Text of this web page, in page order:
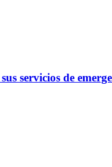
servicios de